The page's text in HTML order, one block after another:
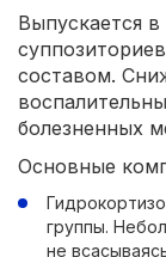
Выпускается
составом.
болезненных
Основные
группы.
не